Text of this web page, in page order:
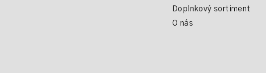
Doplnkový sortiment
O nás